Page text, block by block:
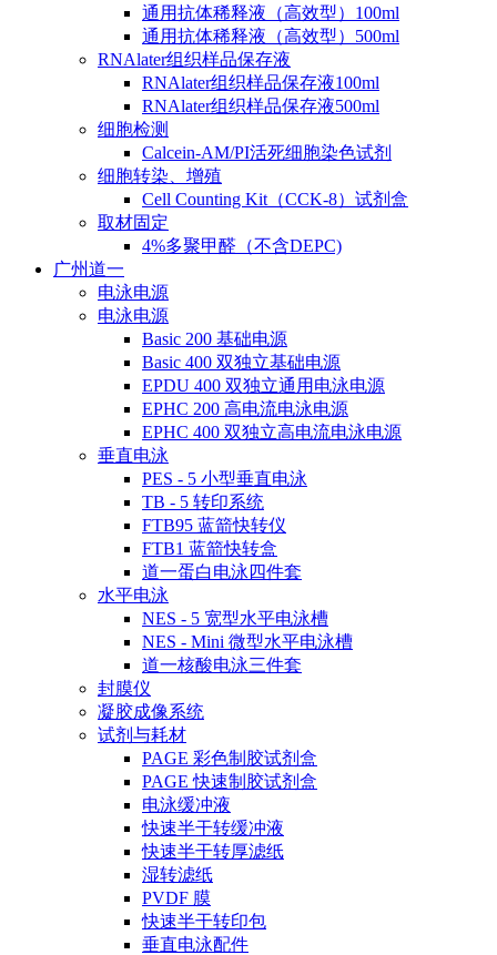
通用抗体稀释液（高效型）100ml
通用抗体稀释液（高效型）500ml
RNAlater组织样品保存液
RNAlater组织样品保存液100ml
RNAlater组织样品保存液500ml
细胞检测
Calcein-AM/PI活死细胞染色试剂
细胞转染、增殖
Cell Counting Kit（CCK-8）试剂盒
取材固定
4%多聚甲醛（不含DEPC)
广州道一
电泳电源
电泳电源
Basic 200 基础电源
Basic 400 双独立基础电源
EPDU 400 双独立通用电泳电源
EPHC 200 高电流电泳电源
EPHC 400 双独立高电流电泳电源
垂直电泳
PES - 5 小型垂直电泳
TB - 5 转印系统
FTB95 蓝箭快转仪
FTB1 蓝箭快转盒
道一蛋白电泳四件套
水平电泳
NES - 5 宽型水平电泳槽
NES - Mini 微型水平电泳槽
道一核酸电泳三件套
封膜仪
凝胶成像系统
试剂与耗材
PAGE 彩色制胶试剂盒
PAGE 快速制胶试剂盒
电泳缓冲液
快速半干转缓冲液
快速半干转厚滤纸
湿转滤纸
PVDF 膜
快速半干转印包
垂直电泳配件